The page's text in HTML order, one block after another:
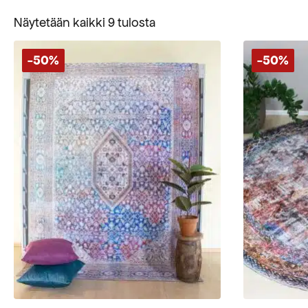
Näytetään kaikki 9 tulostaSuosituimmat
ensin
-50%
-50%